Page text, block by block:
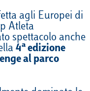
agli Europei di
Atleta
spettacolo anche
4ª edizione
al parco